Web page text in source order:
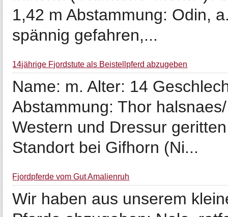
1,42 m Abstammung: Odin,
spännig gefahren,...
14jährige Fjordstute als Beistellpferd abzugeben
Name: m. Alter: 14
Abstammung: Thor
Western und Dressur
Standort bei Gifhorn (Ni...
Fjordpferde vom Gut Amalienruh
Wir haben aus unserem